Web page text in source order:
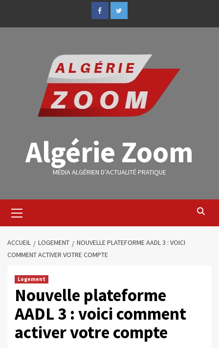
Algérie Zoom
MÉDIA ALGÉRIEN D’ACTUALITÉ PRATIQUE
ACCUEIL LOGEMENT
NOUVELLE PLATEFORME AADL 3 : VOICI
COMMENT ACTIVER VOTRE COMPTE
Logement
Nouvelle plateforme
AADL 3 : voici comment
activer votre compte